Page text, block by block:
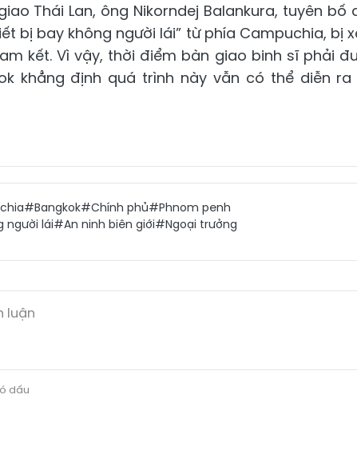
Thái Lan, ông Nikorndej Balankura, tuyên
bị bay không người lái” từ phía Campuchia, bị
kết. Vì vậy, thời điểm bàn giao binh sĩ phải
khẳng định quá trình này vẫn có thể diễn
#Bangkok#Chính phủ#Phnom penh
người lái#An ninh biên giới#Ngoại trưởng
dấu